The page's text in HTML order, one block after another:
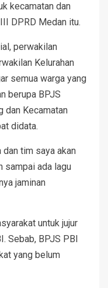
kecamatan dan
DPRD Medan itu.
perwakilan
Kelurahan
semua warga yang
berupa BPJS
dan Kecamatan
didata.
dan tim saya akan
sampai ada lagu
jaminan
untuk jujur
Sebab, BPJS PBI
yang belum